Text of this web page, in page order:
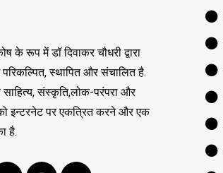
के रूप में डॉ दिवाकर चौधरी द्वारा
स्थापित और संचालित है.
साहित्य, संस्कृति,लोक-परंपरा और
को इन्टरनेट पर एकत्रित करने और एक
है.